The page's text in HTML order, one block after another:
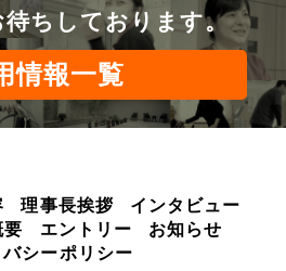
n
ちしております。
情報一覧
理事長挨拶
インタビュー
エントリー
お知らせ
シーポリシー